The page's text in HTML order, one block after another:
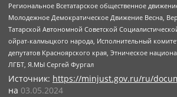
Региональное Всетатарское общественное
Молодежное Демократическое Движение Весна,
Татарской Автономной Советской
ойрат-калмыцкого народа, Исполнительный
депутатов Красноярского края, Этническое
ЛГБТ, Я.МЫ Сергей Фургал
Источник: https://minjust.gov.ru/ru/
на 03.05.2024